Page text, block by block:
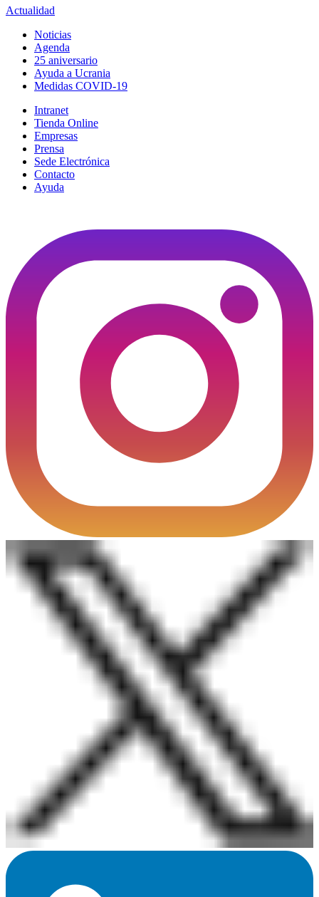
Actualidad
Noticias
Agenda
25 aniversario
Ayuda a Ucrania
Medidas COVID-19
Intranet
Tienda Online
Empresas
Prensa
Sede Electrónica
Contacto
Ayuda